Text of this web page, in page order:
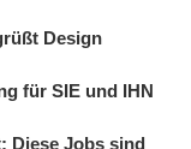
Design
für SIE und IHN
Diese Jobs sind